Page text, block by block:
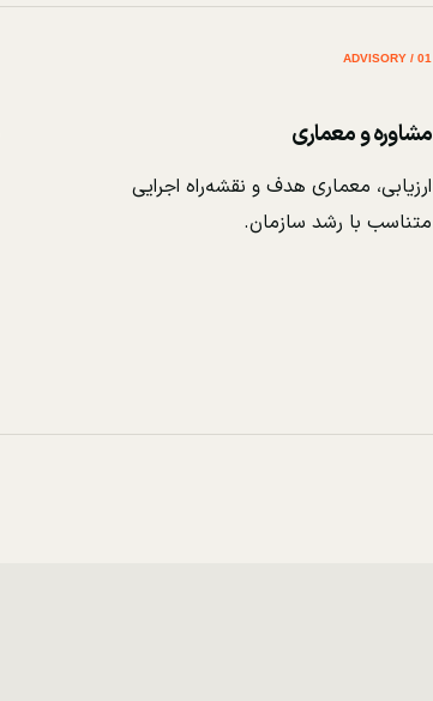
01 / ADVISORY
مشاوره و معماری
ارزیابی، معماری هدف و نقشه‌راه اجرایی
متناسب با رشد سازمان.